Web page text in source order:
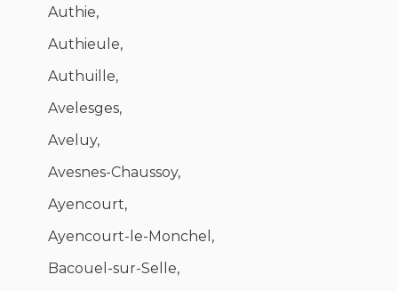
Authie,
Authieule,
Authuille,
Avelesges,
Aveluy,
Avesnes-Chaussoy,
Ayencourt,
Ayencourt-le-Monchel,
Bacouel-sur-Selle,